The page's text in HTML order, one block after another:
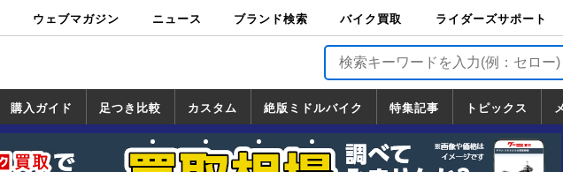
ウェブマガジン ニュース ブランド検索 バイク買取
バイク買取
ライダーズサポート
ライダーズサポート
TOP
バイク輸送
バイクガレージライ
フ
バイク車両保険
ロードサービス
バイク試乗
購入ガイド
一覧
足つき比較 カスタム
カスタム
一覧
ホンダ
ヤマハ
スズキ
カワサキ
絶版ミドルバイク
絶版ミドルバイク
一覧
ホンダ
ヤマハ
スズキ
カワサキ
特集記事 トピックス
トピックス
一覧
ホンダ
ヤマハ
スズキ
カワサキ
ハーレーダ
ビッドソン
BMW
ドゥカティ
トライアン
フ
道の駅調査隊
ツーリング情報局
日本の道50選
国道めぐり
林道ツーリング